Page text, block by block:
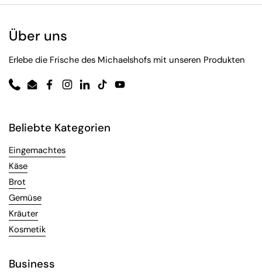
Über uns
Erlebe die Frische des Michaelshofs mit unseren Produkten
PhoneEmailFacebook
Instagram
LinkedIn
TikTokYouTube
Beliebte Kategorien
Eingemachtes
Käse
Brot
Gemüse
Kräuter
Kosmetik
Business